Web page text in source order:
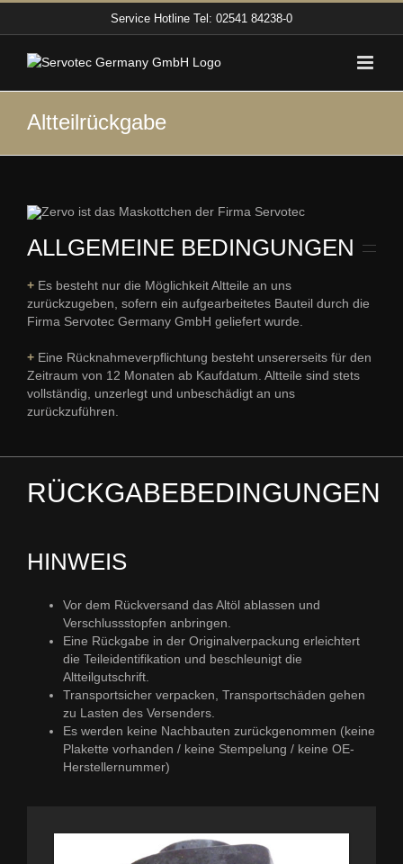
Service Hotline Tel: 02541 84238-0
Altteilrückgabe
ALLGEMEINE BEDINGUNGEN
+ Es besteht nur die Möglichkeit Altteile an uns
zurückzugeben, sofern ein aufgearbeitetes Bauteil durch die
Firma Servotec Germany GmbH geliefert wurde.
+ Eine Rücknahmeverpflichtung besteht unsererseits für den
Zeitraum von 12 Monaten ab Kaufdatum. Altteile sind stets
vollständig, unzerlegt und unbeschädigt an uns
zurückzuführen.
RÜCKGABEBEDINGUNGEN
HINWEIS
Vor dem Rückversand das Altöl ablassen und
Verschlussstopfen anbringen.
Eine Rückgabe in der Originalverpackung erleichtert
die Teileidentifikation und beschleunigt die
Altteilgutschrift.
Transportsicher verpacken, Transportschäden gehen
zu Lasten des Versenders.
Es werden keine Nachbauten zurückgenommen (keine
Plakette vorhanden / keine Stempelung / keine OE-
Herstellernummer)